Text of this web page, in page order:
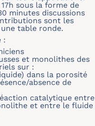
sous la forme de
minutes discussions
sont les
table ronde.
:
et monolithes des
sur :
dans la porosité
absence de
catalytique entre
et entre le fluide